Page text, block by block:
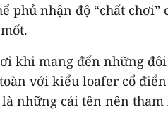
nhận độ “chất chơi”
khi mang đến những
với kiểu loafer cổ
những cái tên nên tham